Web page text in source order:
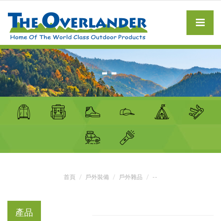
--
首頁 戶外裝備 戶外雜品 --
產品